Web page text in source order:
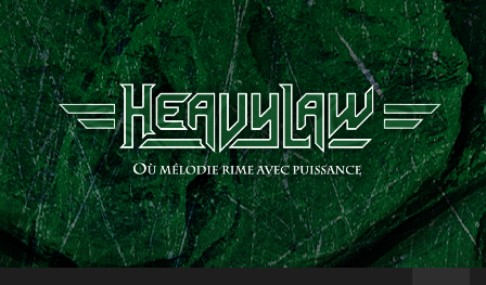
ACCUEIL
NEWS
CHRONIQUES
INTERVIEWS
REPORTS
A PROPOS